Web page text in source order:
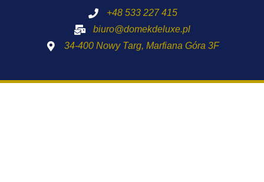
+48 533 227 415
biuro@domekdeluxe.pl
34-400 Nowy Targ, Marfiana Góra 3F